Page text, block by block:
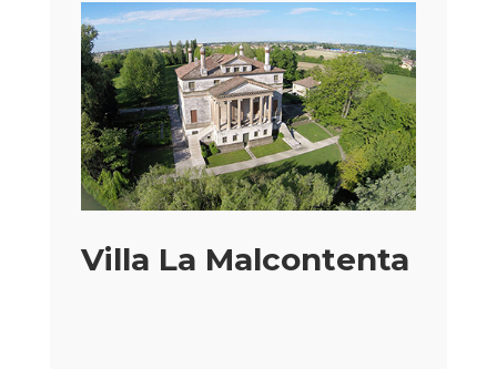
Villa La Malcontenta